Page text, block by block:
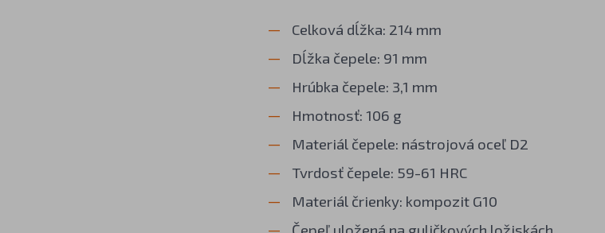
Celková dĺžka: 214 mm
Dĺžka čepele: 91 mm
Hrúbka čepele: 3,1 mm
Hmotnosť: 106 g
Materiál čepele: nástrojová oceľ D2
Tvrdosť čepele: 59-61 HRC
Materiál črienky: kompozit G10